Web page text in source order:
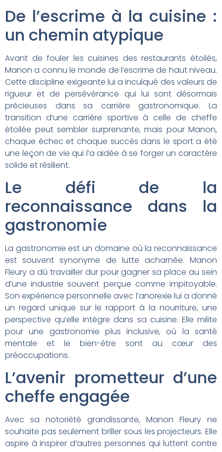
De l’escrime à la cuisine :
un chemin atypique
Avant de fouler les cuisines des restaurants étoilés,
Manon a connu le monde de l’escrime de haut niveau.
Cette discipline exigeante lui a inculqué des valeurs de
rigueur et de persévérance qui lui sont désormais
précieuses dans sa carrière gastronomique. La
transition d’une carrière sportive à celle de cheffe
étoilée peut sembler surprenante, mais pour Manon,
chaque échec et chaque succès dans le sport a été
une leçon de vie qui l’a aidée à se forger un caractère
solide et résilient.
Le défi de la
reconnaissance dans la
gastronomie
La gastronomie est un domaine où la reconnaissance
est souvent synonyme de lutte acharnée. Manon
Fleury a dû travailler dur pour gagner sa place au sein
d’une industrie souvent perçue comme impitoyable.
Son expérience personnelle avec l’anorexie lui a donné
un regard unique sur le rapport à la nourriture, une
perspective qu’elle intègre dans sa cuisine. Elle milite
pour une gastronomie plus inclusive, où la santé
mentale et le bien-être sont au cœur des
préoccupations.
L’avenir prometteur d’une
cheffe engagée
Avec sa notoriété grandissante, Manon Fleury ne
souhaite pas seulement briller sous les projecteurs. Elle
aspire à inspirer d’autres personnes qui luttent contre